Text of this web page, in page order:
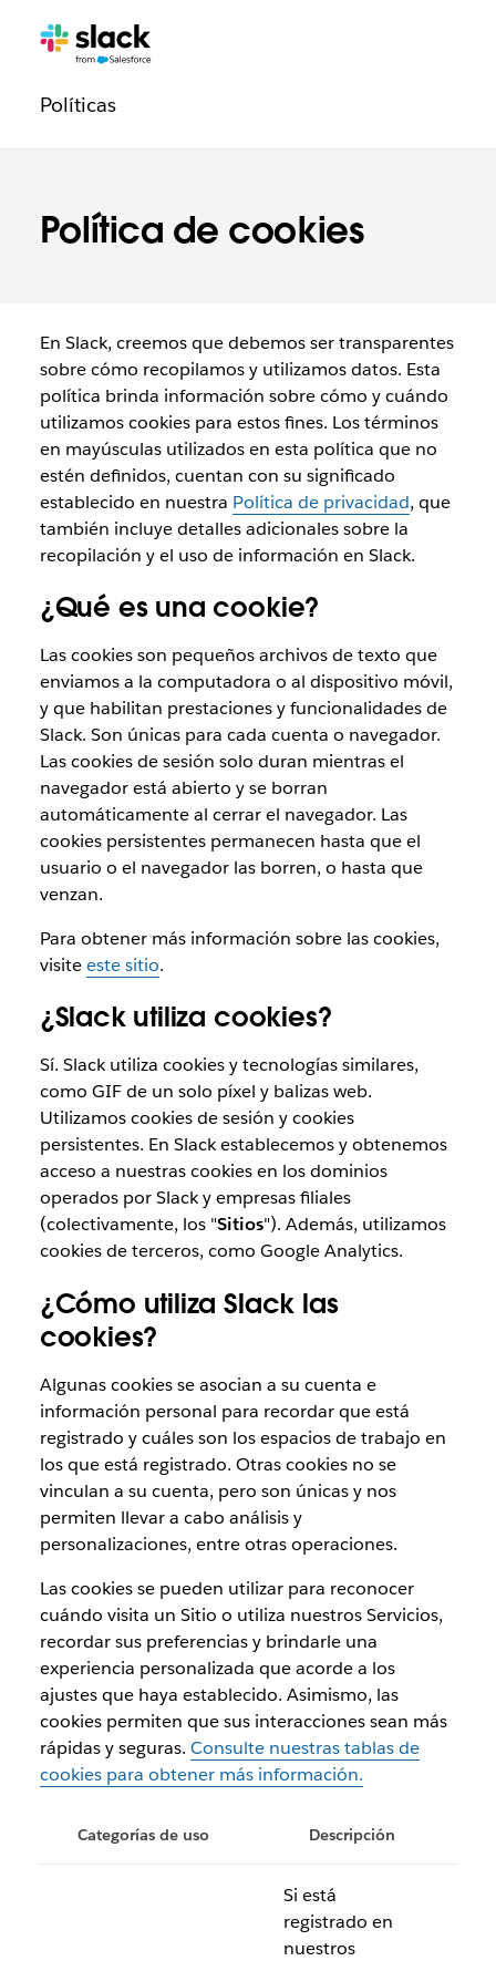
Política de cookies
Navegación
Páginas
Políticasadicionales
En Slack, creemos que debemos ser transparentes
sobre cómo recopilamos y utilizamos datos. Esta
política brinda información sobre cómo y cuándo
utilizamos cookies para estos fines. Los términos
en mayúsculas utilizados en esta política que no
estén definidos, cuentan con su significado
establecido en nuestra Política de privacidad, que
también incluye detalles adicionales sobre la
recopilación y el uso de información en Slack.
¿Qué es una cookie?
Las cookies son pequeños archivos de texto que
enviamos a la computadora o al dispositivo móvil,
y que habilitan prestaciones y funcionalidades de
Slack. Son únicas para cada cuenta o navegador.
Las cookies de sesión solo duran mientras el
navegador está abierto y se borran
automáticamente al cerrar el navegador. Las
cookies persistentes permanecen hasta que el
usuario o el navegador las borren, o hasta que
venzan.
Para obtener más información sobre las cookies,
visiteeste sitio.
¿Slack utiliza cookies?
Sí. Slack utiliza cookies y tecnologías similares,
como GIF de un solo píxel y balizas web.
Utilizamos cookies de sesión y cookies
persistentes. En Slack establecemos y obtenemos
acceso a nuestras cookies en los dominios
operados por Slack y empresas filiales
(colectivamente, los "Sitios"). Además, utilizamos
cookies de terceros, como Google Analytics.
¿Cómo utiliza Slack las
cookies?
Algunas cookies se asocian a su cuenta e
información personal para recordar que está
registrado y cuáles son los espacios de trabajo en
los que está registrado. Otras cookies no se
vinculan a su cuenta, pero son únicas y nos
permiten llevar a cabo análisis y
personalizaciones, entre otras operaciones.
Las cookies se pueden utilizar para reconocer
cuándo visita un Sitio o utiliza nuestros Servicios,
recordar sus preferencias y brindarle una
experiencia personalizada que acorde a los
ajustes que haya establecido. Asimismo, las
cookies permiten que sus interacciones sean más
rápidas y seguras. Consulte nuestras tablas de
cookies para obtener más información.
Categorías de uso Descripción
Si está
registrado en
nuestros